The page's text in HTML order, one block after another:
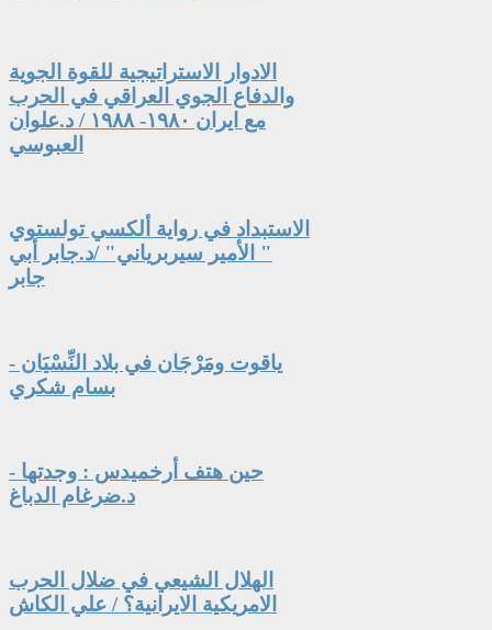
الادوار الاستراتيجية للقوة الجوية
والدفاع الجوي العراقي في الحرب
مع ايران ١٩٨٠- ١٩٨٨ / د.علوان
العبوسي
الاستبداد في رواية ألكسي تولستوي
" الأمير سيربرياني" /د.جابر أبي
جابر
ياقوت ومَرْجَان في بلاد النِّسْيَان -
بسام شكري
حين هتف أرخميدس : وجدتها -
د.ضرغام الدباغ
الهلال الشيعي في ضلال الحرب
الامريكية الايرانية؟ / علي الكاش